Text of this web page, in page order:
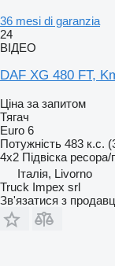
36 mesi di garanzia
24
ВІДЕО
DAF XG 480 FT,
Ціна за запитом
Тягач
Euro 6
Потужність 483 к.с.
4x2 Підвіска
Італія, Livorno
Truck Impex srl
Зв'язатися з